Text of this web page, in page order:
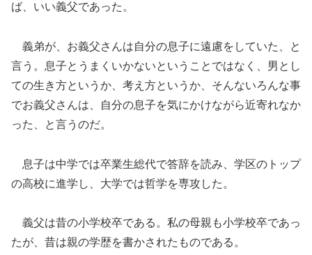
ば、いい義父であった。
義弟が、お義父さんは自分の息子に遠慮をしていた、と
言う。息子とうまくいかないということではなく、男とし
ての生き方というか、考え方というか、そんないろんな事
でお義父さんは、自分の息子を気にかけながら近寄れなか
った、と言うのだ。
息子は中学では卒業生総代で答辞を読み、学区のトップ
の高校に進学し、大学では哲学を専攻した。
義父は昔の小学校卒である。私の母親も小学校卒であっ
たが、昔は親の学歴を書かされたものである。